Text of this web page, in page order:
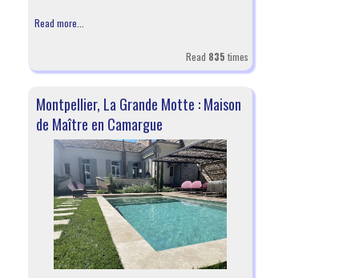
Read more...
Read 835 times
Montpellier, La Grande Motte : Maison
de Maître en Camargue